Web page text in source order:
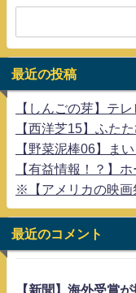
最近の投稿
【しんごの芽】テ
【西洋芝15】ふた
【野菜泥棒06】ま
【有益情報！？】
※【アメリカの映画
最近のコメント
【新聞】海外受賞